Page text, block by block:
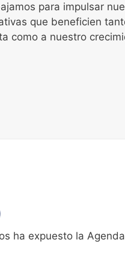
para impulsar
que beneficien
como a nuestro
ha expuesto la Agenda